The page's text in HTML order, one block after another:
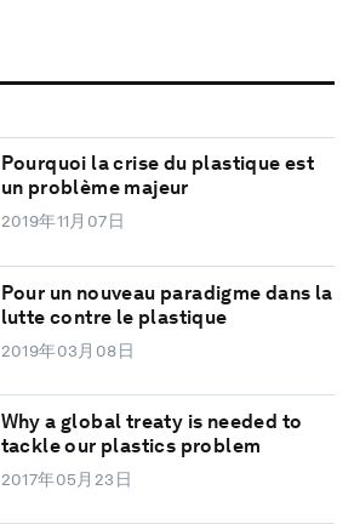
Pourquoi la crise du plastique est
un problème majeur
2019年11月07日
Pour un nouveau paradigme dans la
lutte contre le plastique
2019年03月08日
Why a global treaty is needed to
tackle our plastics problem
2017年05月23日